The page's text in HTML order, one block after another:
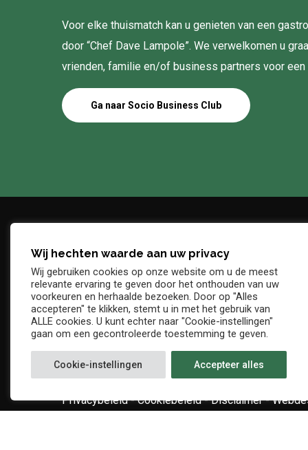
Voor elke thuismatch kan u genieten van een
door “Chef Dave Lampole”. We verwelkomen u
vrienden, familie en/of business partners voor een
Ga naar Socio Business Club
Adres
Denderstraat, z/n
9402 Ninove
+32 54
Privacybeleid-Cookiebeleid-Disclaimer-
Wij hechten waarde aan uw privacy
Wij gebruiken cookies op onze website om u de meest
relevante ervaring te geven door het onthouden van uw
voorkeuren en herhaalde bezoeken. Door op "Alles
accepteren" te klikken, stemt u in met het gebruik van
ALLE cookies. U kunt echter naar "Cookie-instellingen"
gaan om een gecontroleerde toestemming te geven.
Cookie-instellingen Accepteer alles